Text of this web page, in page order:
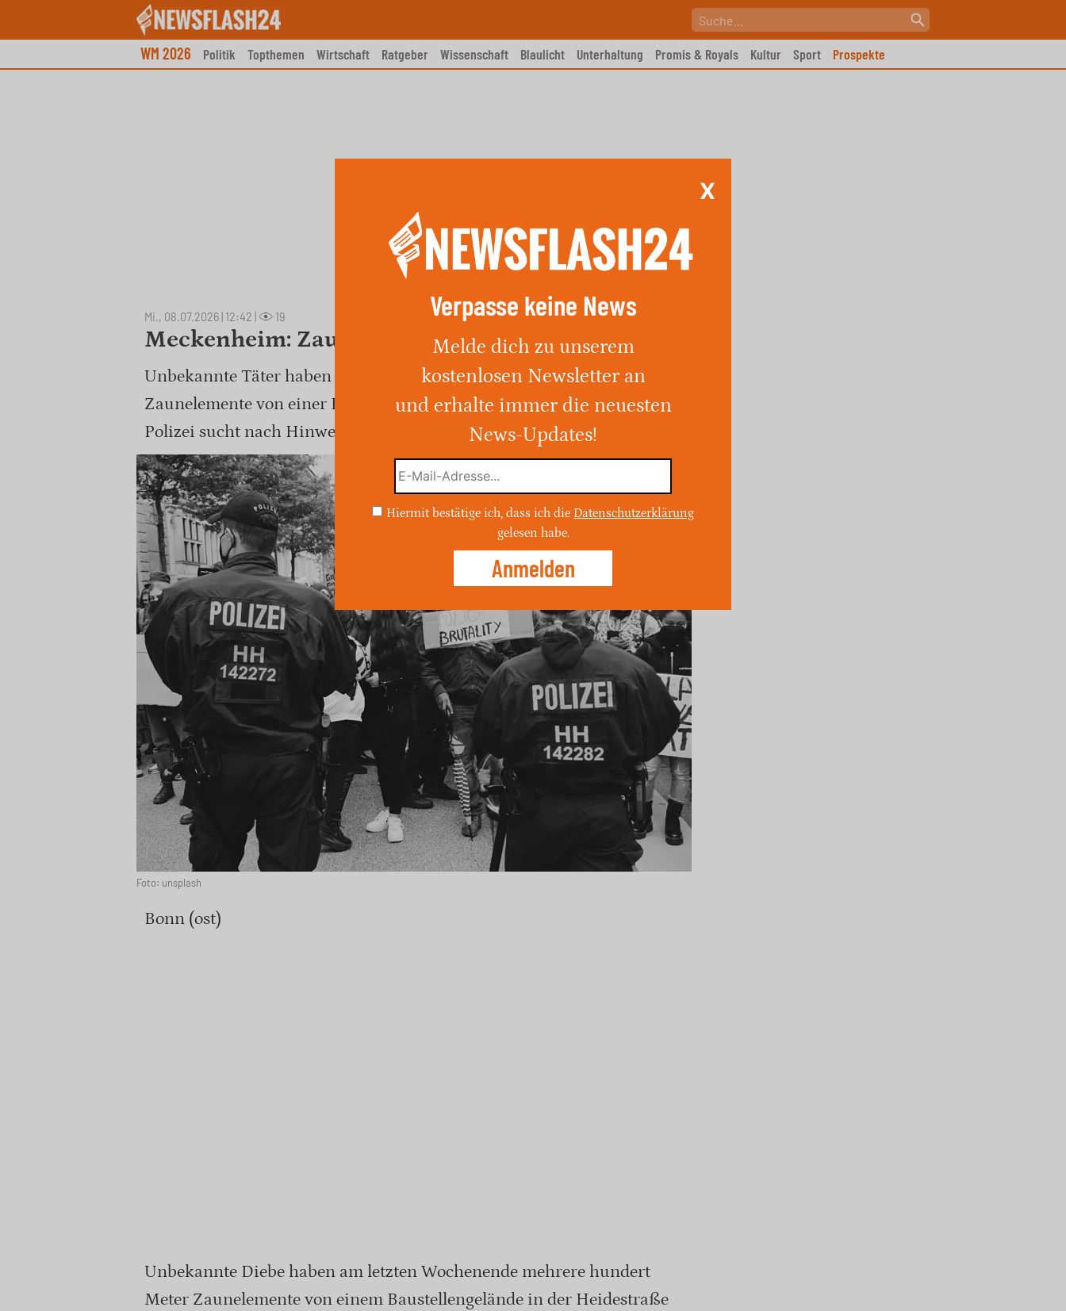
WM 2026 Politik Topthemen Wirtschaft Ratgeber Wissenschaft Blaulicht Unterhaltung Promis & Royals Kultur Sport Prospekte
Mi., 08.07.2026 | 12:42 19
Meckenheim: Zaunelemente gestohlen
Unbekannte Täter haben am Wochenende hunderte Meter
Zaunelemente von einer Baustelle in Meckenheim gestohlen. Die
Polizei sucht nach Hinweisen aus der Bevölkerung.
Foto: unsplash
Bonn (ost)
Unbekannte Diebe haben am letzten Wochenende mehrere hundert
Meter Zaunelemente von einem Baustellengelände in der Heidestraße
X
Verpasse keine News
Melde dich zu unserem
kostenlosen Newsletter an
und erhalte immer die neuesten
News-Updates!
Hiermit bestätige ich, dass ich die Datenschutzerklärung
gelesen habe.